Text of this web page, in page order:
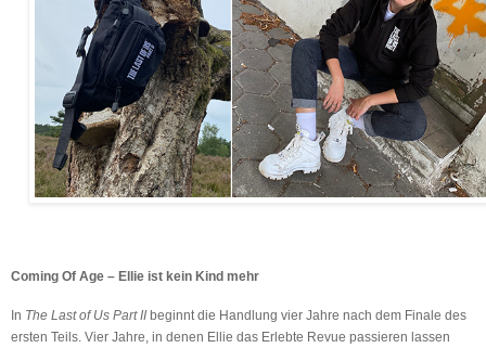
Coming Of Age – Ellie ist kein Kind mehr
In The Last of Us Part II beginnt die Handlung vier Jahre nach dem Finale des
ersten Teils. Vier Jahre, in denen Ellie das Erlebte Revue passieren lassen